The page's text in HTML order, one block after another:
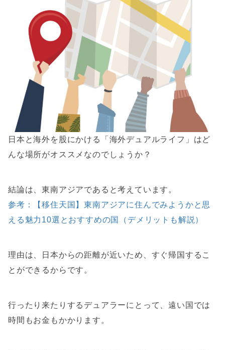
日本と海外を股にかける「海外デュアルライフ」はど
んな場所がオススメなのでしょうか？
結論は、東南アジアであると考えています。
参考：【移住天国】東南アジアに住んでみようかと思
える魅力10選とおすすめの国（デメリットも解説）
理由は、日本からの距離が近いため、すぐ帰国するこ
とができるからです。
行ったり来たりするデュアラーにとって、遠い国では
時間もお金もかかります。